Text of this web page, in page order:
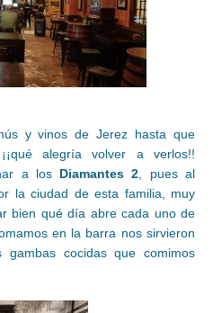
y vinos de Jerez hasta que
alegría volver a verlos!!
a los Diamantes 2, pues al
la ciudad de esta familia, muy
bien qué día abre cada uno de
en la barra nos sirvieron
cocidas que comimos